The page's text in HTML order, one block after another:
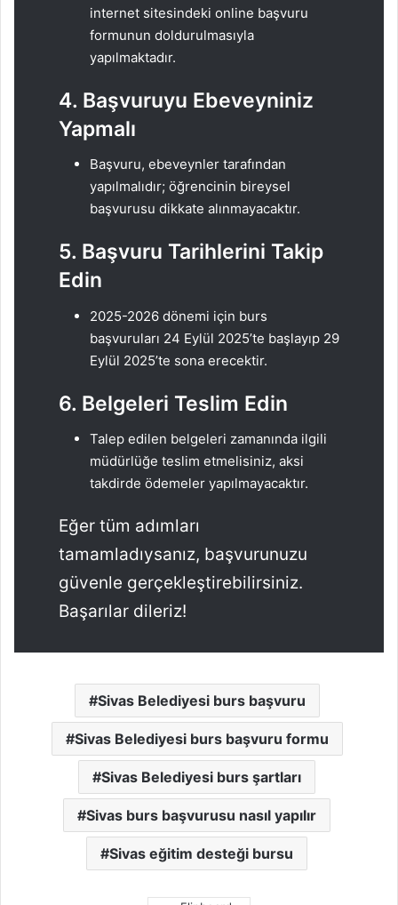
internet sitesindeki online başvuru
formunun doldurulmasıyla
yapılmaktadır.
4. Başvuruyu Ebeveyniniz
Yapmalı
Başvuru, ebeveynler tarafından
yapılmalıdır; öğrencinin bireysel
başvurusu dikkate alınmayacaktır.
5. Başvuru Tarihlerini Takip
Edin
2025-2026 dönemi için burs
başvuruları 24 Eylül 2025’te başlayıp 29
Eylül 2025’te sona erecektir.
6. Belgeleri Teslim Edin
Talep edilen belgeleri zamanında ilgili
müdürlüğe teslim etmelisiniz, aksi
takdirde ödemeler yapılmayacaktır.
Eğer tüm adımları
tamamladıysanız, başvurunuzu
güvenle gerçekleştirebilirsiniz.
Başarılar dileriz!
Sivas Belediyesi burs başvuru
Sivas Belediyesi burs başvuru formu
Sivas Belediyesi burs şartları
Sivas burs başvurusu nasıl yapılır
Sivas eğitim desteği bursu